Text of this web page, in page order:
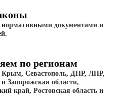
нормативными документами и
по регионам
Крым, Севастополь, ДНР, ЛНР,
Запорожская области,
край, Ростовская область и